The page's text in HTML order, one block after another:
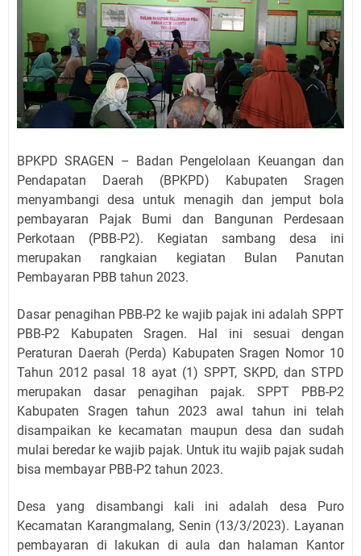
BPKPD SRAGEN – Badan Pengelolaan Keuangan dan
Pendapatan Daerah (BPKPD) Kabupaten Sragen
menyambangi desa untuk menagih dan jemput bola
pembayaran Pajak Bumi dan Bangunan Perdesaan
Perkotaan (PBB-P2). Kegiatan sambang desa ini
merupakan rangkaian kegiatan Bulan Panutan
Pembayaran PBB tahun 2023.
Dasar penagihan PBB-P2 ke wajib pajak ini adalah SPPT
PBB-P2 Kabupaten Sragen. Hal ini sesuai dengan
Peraturan Daerah (Perda) Kabupaten Sragen Nomor 10
Tahun 2012 pasal 18 ayat (1) SPPT, SKPD, dan STPD
merupakan dasar penagihan pajak. SPPT PBB-P2
Kabupaten Sragen tahun 2023 awal tahun ini telah
disampaikan ke kecamatan maupun desa dan sudah
mulai beredar ke wajib pajak. Untuk itu wajib pajak sudah
bisa membayar PBB-P2 tahun 2023.
Desa yang disambangi kali ini adalah desa Puro
Kecamatan Karangmalang, Senin (13/3/2023). Layanan
pembayaran di lakukan di aula dan halaman Kantor